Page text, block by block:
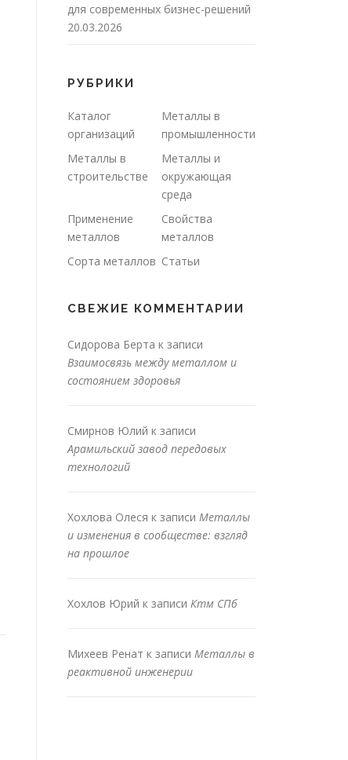
для современных бизнес-решений
20.03.2026
РУБРИКИ
Каталог
организаций
Металлы в
промышленности
Металлы в
строительстве
Металлы и
окружающая
среда
Применение
металлов
Свойства
металлов
Сорта металлов Статьи
СВЕЖИЕ КОММЕНТАРИИ
Сидорова Берта к записи
Взаимосвязь между металлом и
состоянием здоровья
Смирнов Юлий к записи
Арамильский завод передовых
технологий
Хохлова Олеся к записи Металлы
и изменения в сообществе: взгляд
на прошлое
Хохлов Юрий к записи Ктм СПб
Михеев Ренат к записи Металлы в
реактивной инженерии